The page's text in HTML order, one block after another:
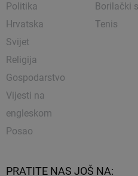
Politika
Hrvatska
Svijet
Religija
Gospodarstvo
Vijesti na
engleskom
Posao
Borilački
Tenis
PRATITE NAS JOŠ NA: